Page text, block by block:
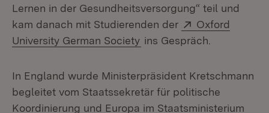
Lernen in der Gesundheitsversorgung“ teil und
kam danach mit Studierenden der
Extern:
Oxford
University German Society (Öffnet in neuem Fenster)
ins Gespräch.
In England wurde Ministerpräsident Kretschmann
begleitet vom Staatssekretär für politische
Koordinierung und Europa im Staatsministerium